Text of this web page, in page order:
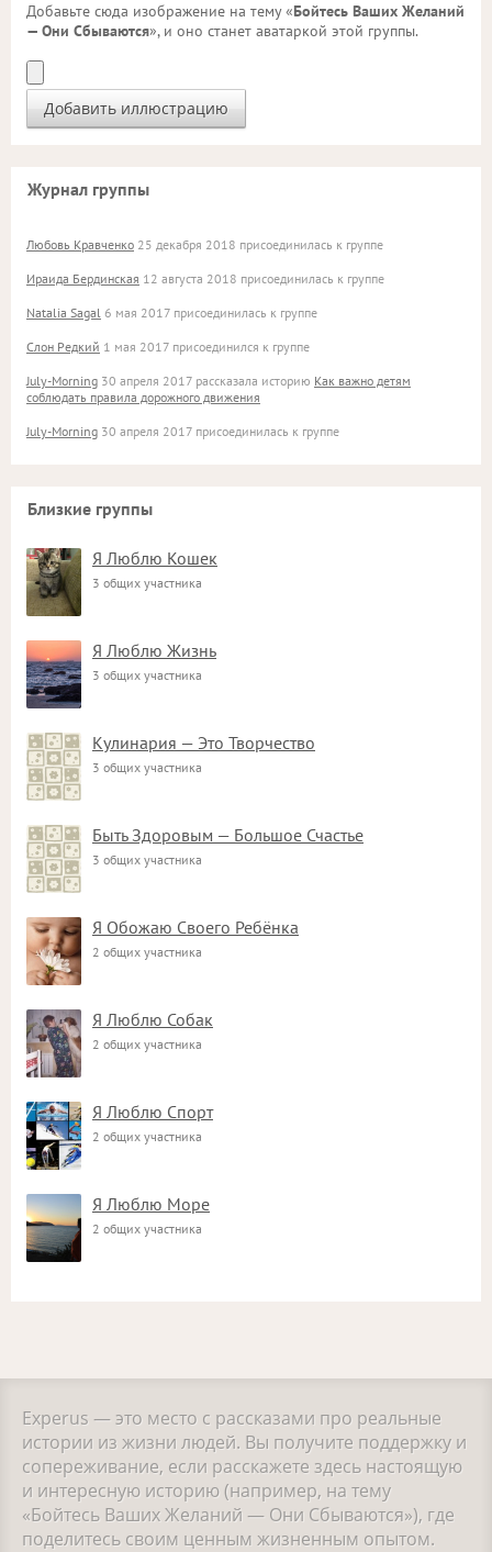
Добавьте сюда изображение на тему «Бойтесь Ваших Желаний
— Они Сбываются», и оно станет аватаркой этой группы.
Журнал группы
Любовь Кравченко 25 декабря 2018 присоединилась к группе
Ираида Бердинская 12 августа 2018 присоединилась к группе
Natalia Sagal 6 мая 2017 присоединилась к группе
Слон Редкий 1 мая 2017 присоединился к группе
July-Morning 30 апреля 2017 рассказала историю Как важно детям
соблюдать правила дорожного движения
July-Morning 30 апреля 2017 присоединилась к группе
Близкие группы
Я Люблю Кошек
3 общих участника
Я Люблю Жизнь
3 общих участника
Кулинария — Это Творчество
3 общих участника
Быть Здоровым — Большое Счастье
3 общих участника
Я Обожаю Своего Ребёнка
2 общих участника
Я Люблю Собак
2 общих участника
Я Люблю Спорт
2 общих участника
Я Люблю Море
2 общих участника
Experus — это место с рассказами про реальные
истории из жизни людей. Вы получите поддержку и
сопереживание, если расскажете здесь настоящую
и интересную историю (например, на тему
«Бойтесь Ваших Желаний — Они Сбываются»), где
поделитесь своим ценным жизненным опытом.